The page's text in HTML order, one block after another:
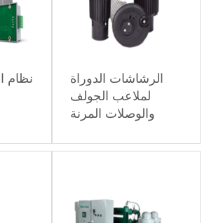
الرشاشات الدوراة
لملاعب الجولف
والوصلات المرنة
نظام